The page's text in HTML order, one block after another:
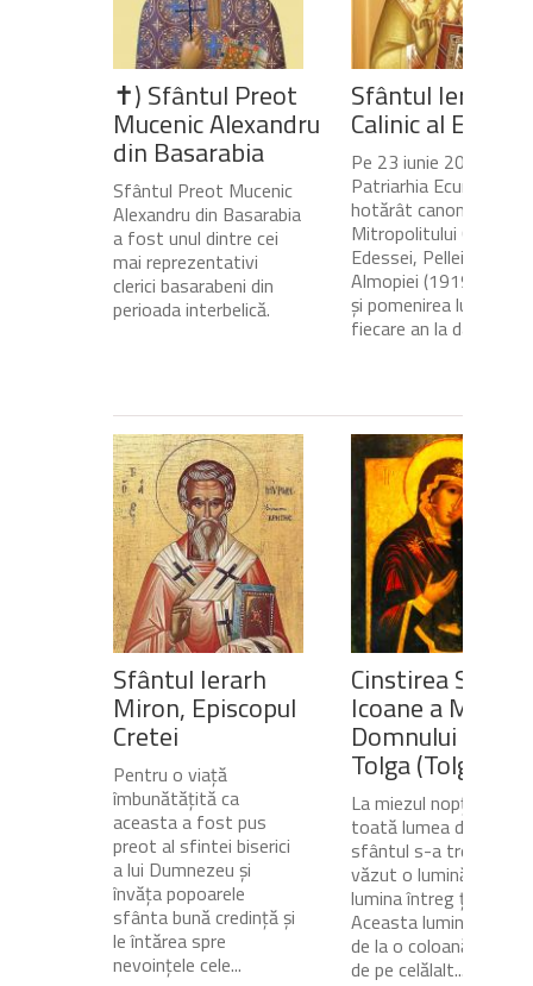
✝) Sfântul Preot
Mucenic Alexandru
din Basarabia
Sfântul Preot Mucenic
Alexandru din Basarabia
a fost unul dintre cei
mai reprezentativi
clerici basarabeni din
perioada interbelică.
Sfântul Ierarh
Calinic al
Pe 23 iunie 2020,
Patriarhia Ecumenică a
hotărât canonizarea
Mitropolitului Calinic al
Edessei, Pellei și
Almopiei (1919-1984)
și pomenirea lui în
fiecare an la data de...
Sfântul Ierarh
Miron, Episcopul
Cretei
Pentru o viață
îmbunătățită ca
aceasta a fost pus
preot al sfintei biserici
a lui Dumnezeu și
învăța popoarele
sfânta bună credință și
le întărea spre
nevoințele cele...
Cinstirea Sfintei
Icoane a Maicii
Domnului de pe
Tolga (Tolgska)
La miezul nopții, când
toată lumea dormea,
sfântul s-a trezit și a
văzut o lumină care
lumina întreg ținutul.
Aceasta lumină venea
de la o coloană de foc
de pe celălalt...